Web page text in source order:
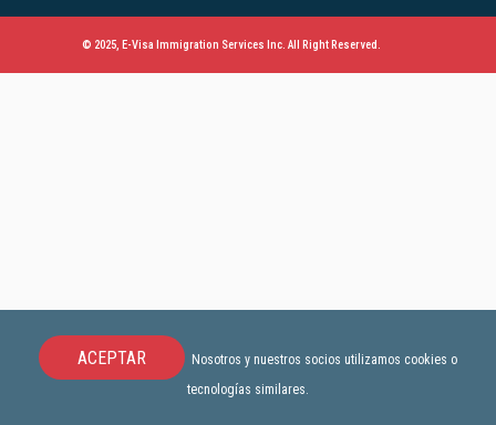
© 2025, E-Visa Immigration Services Inc. All Right Reserved.
ACEPTAR
Nosotros y nuestros socios utilizamos cookies o
tecnologías similares.